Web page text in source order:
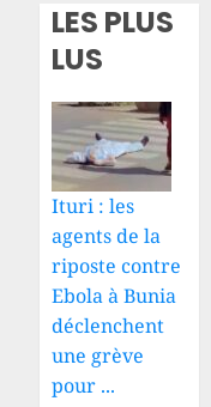
LES PLUS
LUS
Ituri : les
agents de la
riposte contre
Ebola à Bunia
déclenchent
une grève
pour ...